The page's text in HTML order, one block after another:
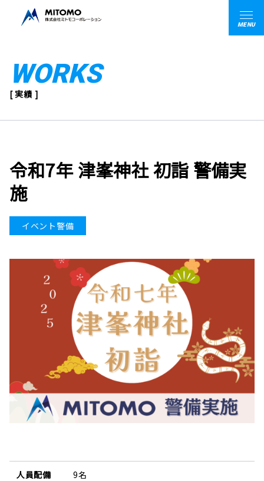
MENU
WORKS
[ 実績 ]
令和7年 津峯神社 初詣 警備実
施
イベント警備
人員配備 9名